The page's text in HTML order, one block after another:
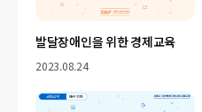
발달장애인을 위한 경제교육
2023.08.24